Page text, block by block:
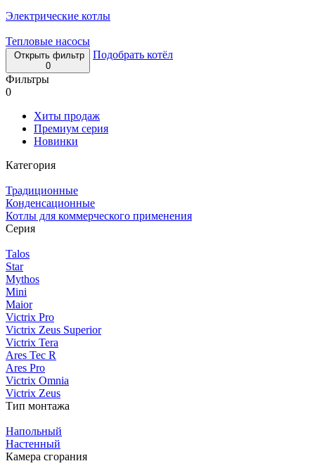
Электрические котлы
Тепловые насосы
Открыть фильтр
0
Подобрать котёл
Фильтры
0
Хиты продаж
Премиум серия
Новинки
Категория
Традиционные
Конденсационные
Котлы для коммерческого применения
Серия
Talos
Star
Mythos
Mini
Maior
Victrix Pro
Victrix Zeus Superior
Victrix Tera
Ares Tec R
Ares Pro
Victrix Omnia
Victrix Zeus
Тип монтажа
Напольный
Настенный
Камера сгорания